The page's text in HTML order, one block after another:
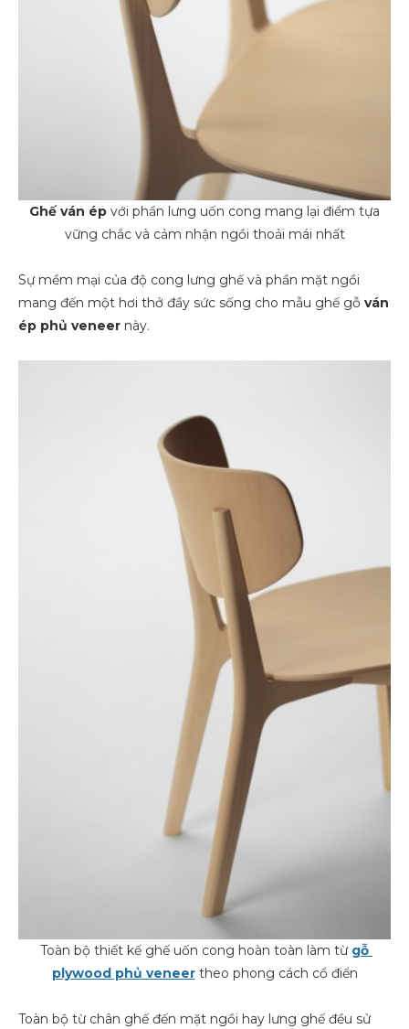
Ghế ván ép với phần lưng uốn cong mang lại điểm tựa
vững chắc và cảm nhận ngồi thoải mái nhất
Sự mềm mại của độ cong lưng ghế và phần mặt ngồi
mang đến một hơi thở đầy sức sống cho mẫu ghế gỗ ván
ép phủ veneer này.
Toàn bộ thiết kế ghế uốn cong hoàn toàn làm từ gỗ
plywood phủ veneertheo phong cách cổ điển
Toàn bộ từ chân ghế đến mặt ngồi hay lưng ghế đều sử